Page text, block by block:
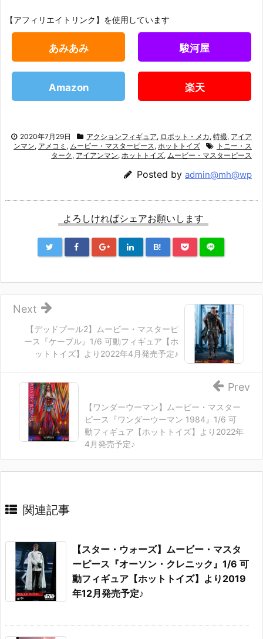
【アフィリエイトリンク】を使用しています
あみあみ 駿河屋
Amazon 楽天
2020年7月29日 アクションフィギュア, ロボット・メカ , 特撮, アイア
ンマン, アメコミ , ムービー・マスターピース , ホットトイズ
トニー・ス
ターク , アイアンマン, ホットトイズ, ムービー・マスターピース
Posted by admin@mh@wp
よろしければシェアお願いします
B!
【デッドプール2】ムービー・マスターピ
ース『ケーブル』1/6 可動フィギュア【ホ
ットトイズ】より2022年4月発売予定♪
Next
【ワンダーウーマン】ムービー・マスター
ピース『ワンダーウーマン 1984』1/6 可
動フィギュア【ホットトイズ】より2022年
4月発売予定♪
Prev
関連記事
【スター・ウォーズ】ムービー・マスタ
ーピース『オーソン・クレニック』1/6 可
動フィギュア【ホットトイズ】より2019
年12月発売予定♪